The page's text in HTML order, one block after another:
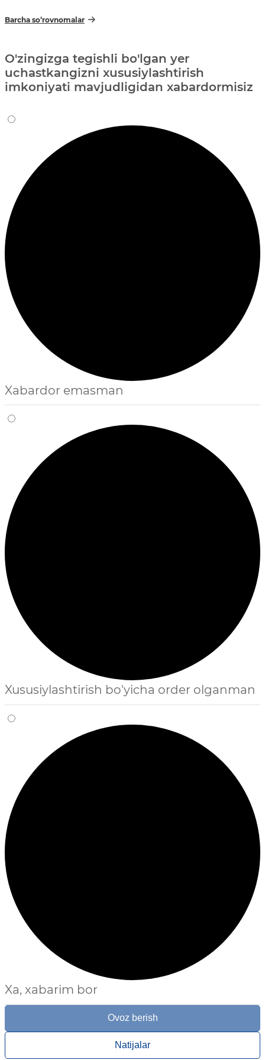
Barcha so‘rovnomalar
O'zingizga tegishli bo'lgan yer
uchastkangizni xususiylashtirish
imkoniyati mavjudligidan xabardormisiz
Xabardor emasman
Xususiylashtirish bo'yicha order olganman
Xa, xabarim bor
Ovoz berish
Natijalar